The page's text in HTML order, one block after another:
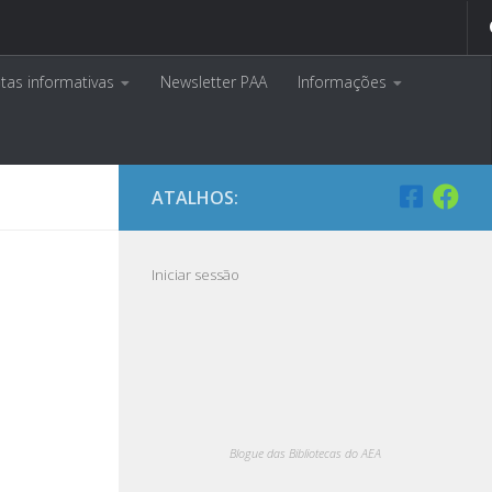
informativas Newsletter PAA Informações
ATALHOS:
Iniciar sessão
Blogue das Bibliotecas do AEA